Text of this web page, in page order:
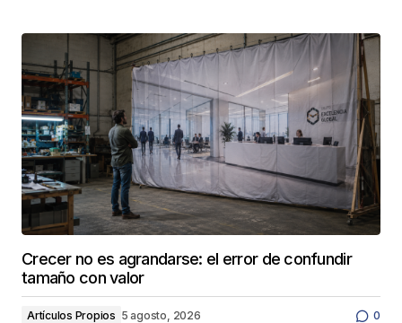
Crecer no es agrandarse: el error de confundir
tamaño con valor
Artículos Propios 5 agosto, 2026 0